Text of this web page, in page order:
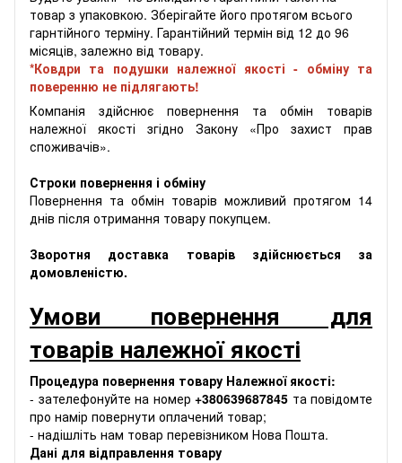
товар з упаковкою. Зберігайте його протягом всього
гарнтійного терміну. Гарантійний термін від 12 до 96
місяців, залежно від товару.
*Ковдри та подушки належної якості - обміну та
поверенню не підлягають!
Компанія здійснює повернення та обмін товарів
належної якості згідно Закону «Про захист прав
споживачів».
Строки повернення і обміну
Повернення та обмін товарів можливий протягом 14
днів після отримання товару покупцем.
Зворотня доставка товарів здійснюється за
домовленістю.
Умови повернення для
товарів належної якості
Процедура повернення товару Належної якості:
- зателефонуйте на номер +380639687845 та повідомте
про намір повернути оплачений товар;
- надішліть нам товар перевізником Нова Пошта.
Дані для відправлення товару